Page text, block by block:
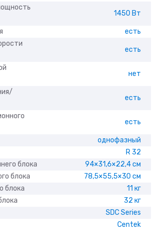
1450 Вт
есть
есть
нет
есть
есть
однофазный
R 32
блока
94×31,6×22,4 см
блока
78,5×55,5×30 см
блока
11 кг
32 кг
SDC Series
Centek